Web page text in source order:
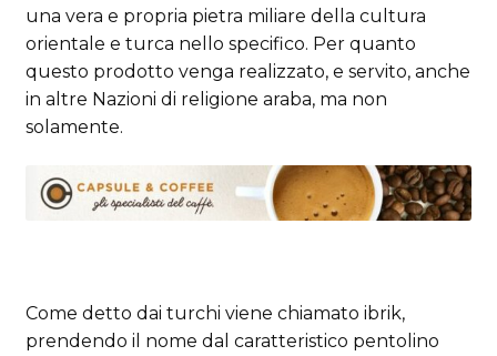
una vera e propria pietra miliare della cultura
orientale e turca nello specifico. Per quanto
questo prodotto venga realizzato, e servito, anche
in altre Nazioni di religione araba, ma non
solamente.
Come detto dai turchi viene chiamato ibrik,
prendendo il nome dal caratteristico pentolino